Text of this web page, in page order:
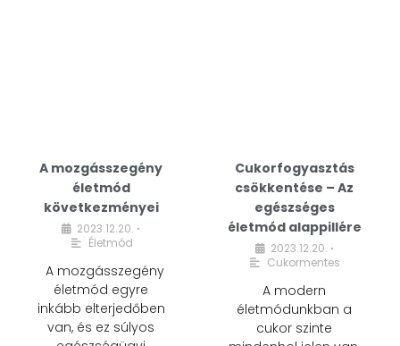
A mozgásszegény
életmód
következményei
2023.12.20. •
Életmód
A mozgásszegény
életmód egyre
inkább elterjedőben
van, és ez súlyos
Cukorfogyasztás
csökkentése – Az
egészséges
életmód alappillére
2023.12.20. •
Cukormentes
A modern
életmódunkban a
cukor szinte